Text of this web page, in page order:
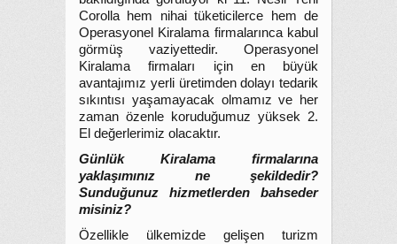
Corolla hem nihai tüketicilerce hem de
Operasyonel Kiralama firmalarınca kabul
görmüş vaziyettedir. Operasyonel
Kiralama firmaları için en büyük
avantajımız yerli üretimden dolayı tedarik
sıkıntısı yaşamayacak olmamız ve her
zaman özenle koruduğumuz yüksek 2.
El değerlerimiz olacaktır.
Günlük Kiralama firmalarına
yaklaşımınız ne şekildedir?
Sunduğunuz hizmetlerden bahseder
misiniz?
Özellikle ülkemizde gelişen turizm